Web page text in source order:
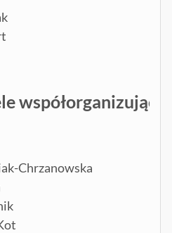
współorganizujący
Chrzanowska